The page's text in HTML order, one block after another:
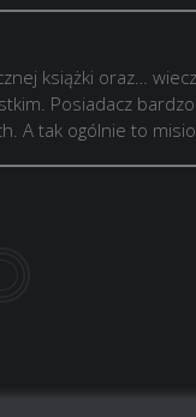
książki oraz…
Posiadacz
A tak ogólnie to